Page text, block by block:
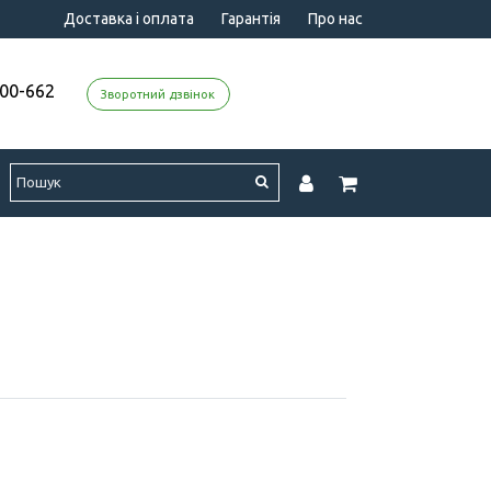
Доставка і оплата Гарантія Про нас
662 Зворотний дзвінок